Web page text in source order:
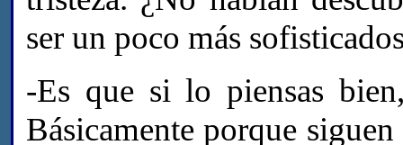
ser un poco más
-Es que si lo piensas
Básicamente porque